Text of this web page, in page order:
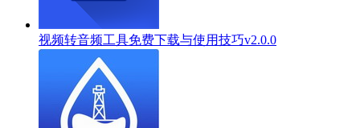
视频转音频工具免费下载与使用技巧v2.0.0